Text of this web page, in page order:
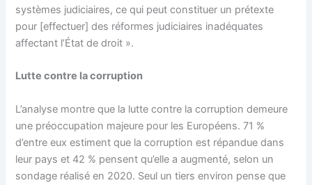
systèmes judiciaires, ce qui peut constituer un prétexte
pour [effectuer] des réformes judiciaires inadéquates
affectant l’État de droit ».
Lutte contre la corruption
L’analyse montre que la lutte contre la corruption demeure
une préoccupation majeure pour les Européens. 71 %
d’entre eux estiment que la corruption est répandue dans
leur pays et 42 % pensent qu’elle a augmenté, selon un
sondage réalisé en 2020. Seul un tiers environ pense que